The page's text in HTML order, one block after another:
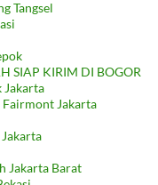
Tangsel
SIAP KIRIM DI BOGOR
Jakarta
Fairmont Jakarta
Jakarta Barat